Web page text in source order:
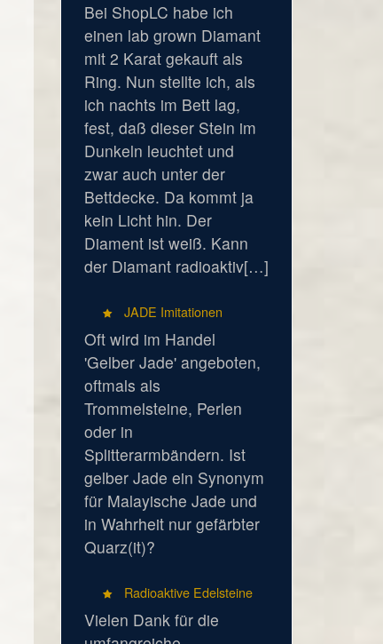
Bei ShopLC habe ich
einen lab grown Diamant
mit 2 Karat gekauft als
Ring. Nun stellte ich, als
ich nachts im Bett lag,
fest, daß dieser Stein im
Dunkeln leuchtet und
zwar auch unter der
Bettdecke. Da kommt ja
kein Licht hin. Der
Diament ist weiß. Kann
der Diamant radioaktiv[…]
JADE Imitationen
Oft wird im Handel
'Gelber Jade' angeboten,
oftmals als
Trommelsteine, Perlen
oder in
Splitterarmbändern. Ist
gelber Jade ein Synonym
für Malayische Jade und
in Wahrheit nur gefärbter
Quarz(it)?
Radioaktive Edelsteine
Vielen Dank für die